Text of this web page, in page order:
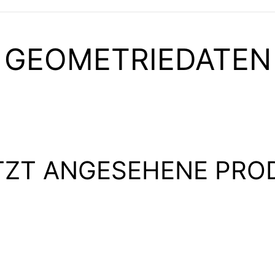
GEOMETRIEDATEN
ANGESEHENE